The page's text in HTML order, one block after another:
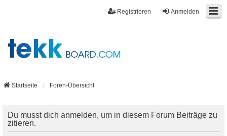
Anmelden
Registrieren
Startseite Foren-Übersicht
Du musst dich anmelden, um in diesem Forum Beiträge zu
zitieren.